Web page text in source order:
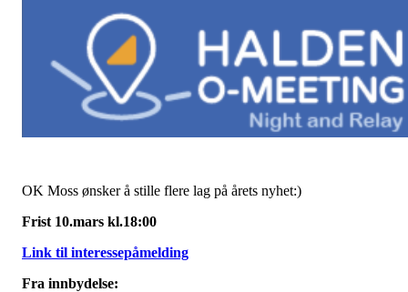
OK Moss ønsker å stille flere lag på årets nyhet:)
Frist 10.mars kl.18:00
Link til interessepåmelding
Fra innbydelse: